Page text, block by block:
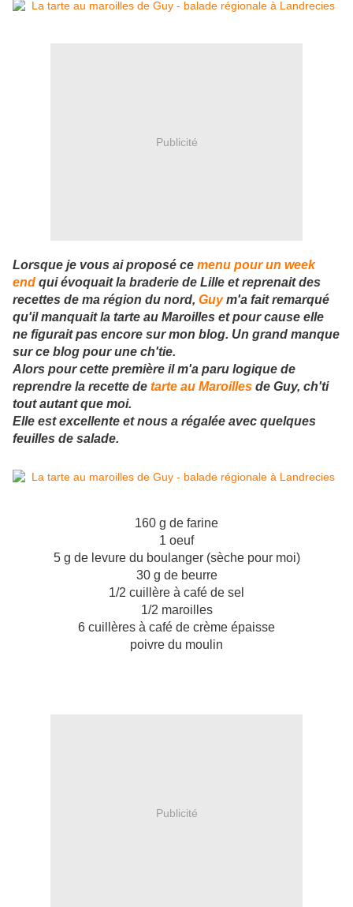
Publicité
Lorsque je vous ai proposé ce menu pour un week
end qui évoquait la braderie de Lille et reprenait des
recettes de ma région du nord, Guym'a fait remarqué
qu'il manquait la tarte au Maroilles et pour cause elle
ne figurait pas encore sur mon blog. Un grand manque
sur ce blog pour une ch'tie.
Alors pour cette première il m'a paru logique de
reprendre la recette de tarte au Maroilles de Guy, ch'ti
tout autant que moi.
Elle est excellente et nous a régalée avec quelques
feuilles de salade.
160 g de farine
1 oeuf
5 g de levure du boulanger (sèche pour moi)
30 g de beurre
1/2 cuillère à café de sel
1/2 maroilles
6 cuillères à café de crème épaisse
poivre du moulin
Publicité